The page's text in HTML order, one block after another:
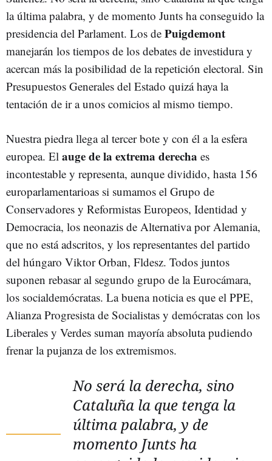
la última palabra, y de momento Junts ha conseguido la
presidencia del Parlament. Los de Puigdemont
manejarán los tiempos de los debates de investidura y
acercan más la posibilidad de la repetición electoral. Sin
Presupuestos Generales del Estado quizá haya la
tentación de ir a unos comicios al mismo tiempo.
Nuestra piedra llega al tercer bote y con él a la esfera
europea. El auge de la extrema derecha es
incontestable y representa, aunque dividido, hasta 156
europarlamentarioas si sumamos el Grupo de
Conservadores y Reformistas Europeos, Identidad y
Democracia, los neonazis de Alternativa por Alemania,
que no está adscritos, y los representantes del partido
del húngaro Viktor Orban, Fldesz. Todos juntos
suponen rebasar al segundo grupo de la Eurocámara,
los socialdemócratas. La buena noticia es que el PPE,
Alianza Progresista de Socialistas y demócratas con los
Liberales y Verdes suman mayoría absoluta pudiendo
frenar la pujanza de los extremismos.
No será la derecha, sino
Cataluña la que tenga la
última palabra, y de
momento Junts ha